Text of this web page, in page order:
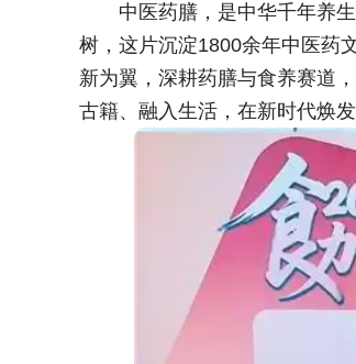
中医药膳，是中华千年养
树，这片沉淀1800余年中医药
新为翼，深耕药膳与食养赛道
古籍、融入生活，在新时代焕